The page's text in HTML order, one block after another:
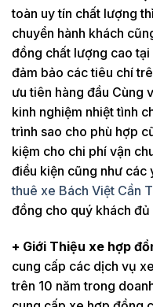
toàn uy tín chất lượng
chuyển hành khách
đồng chất lượng cao
đảm bảo các tiêu chí
ưu tiên hàng đầu Cùng
kinh nghiệm nhiệt tình
trình sao cho phù hợp
kiệm cho chi phí vận
điều kiện cũng như các
thuê xe Bách Việt Cần
đồng cho quý khách
+ Giới Thiệu xe hợp
cung cấp các dịch vụ
trên 10 năm trong